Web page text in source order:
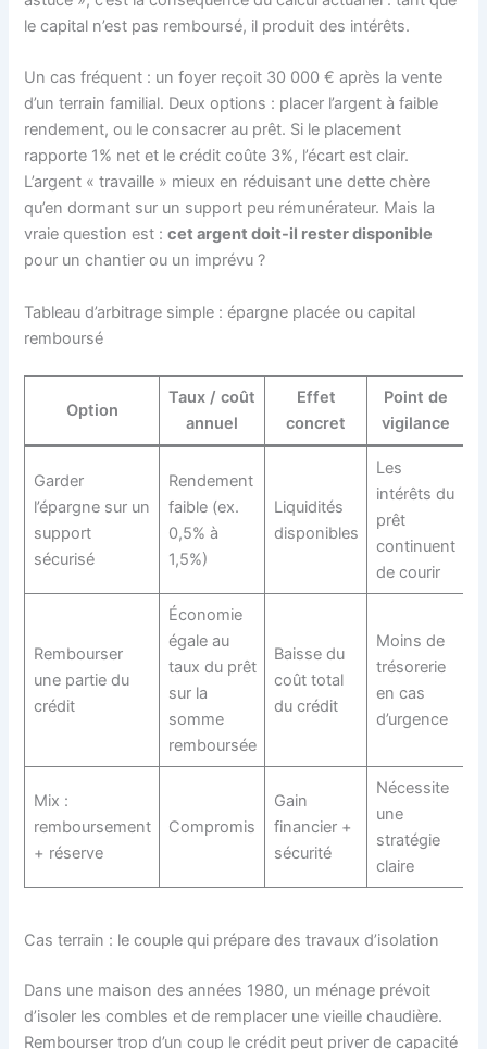
le capital n’est pas remboursé, il produit des intérêts.
Un cas fréquent : un foyer reçoit 30 000 € après la vente
d’un terrain familial. Deux options : placer l’argent à faible
rendement, ou le consacrer au prêt. Si le placement
rapporte 1% net et le crédit coûte 3%, l’écart est clair.
L’argent « travaille » mieux en réduisant une dette chère
qu’en dormant sur un support peu rémunérateur. Mais la
vraie question est :cet argent doit-il rester disponible
pour un chantier ou un imprévu ?
Tableau d’arbitrage simple : épargne placée ou capital
remboursé
Option
Taux / coût
annuel
Effet
concret
Point de
vigilance
Garder
l’épargne sur un
support
sécurisé
Rendement
faible (ex.
0,5% à
1,5%)
Liquidités
disponibles
Les
intérêts du
prêt
continuent
de courir
Rembourser
une partie du
crédit
Économie
égale au
taux du prêt
sur la
somme
remboursée
Baisse du
coût total
du crédit
Moins de
trésorerie
en cas
d’urgence
Mix :
remboursement
+ réserve
Compromis
Gain
financier +
sécurité
Nécessite
une
stratégie
claire
Cas terrain : le couple qui prépare des travaux d’isolation
Dans une maison des années 1980, un ménage prévoit
d’isoler les combles et de remplacer une vieille chaudière.
Rembourser trop d’un coup le crédit peut priver de capacité